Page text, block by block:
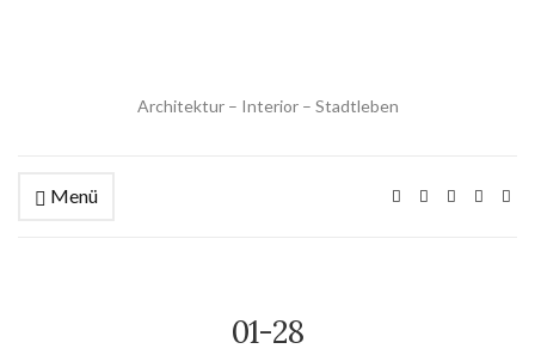
Architektur – Interior – Stadtleben
Menü
01-28